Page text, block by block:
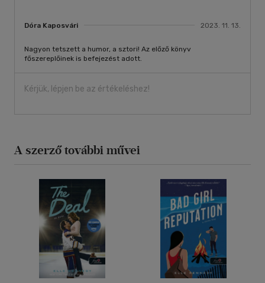
Dóra Kaposvári 2023. 11. 13.
Nagyon tetszett a humor, a sztori! Az előző könyv
főszereplőinek is befejezést adott.
Kérjük, lépjen be az értékeléshez!
A szerző további művei